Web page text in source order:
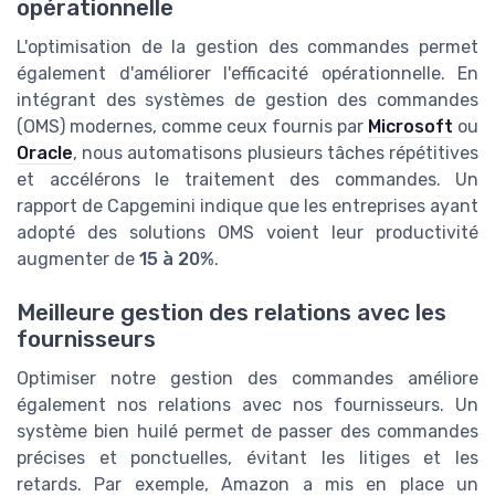
opérationnelle
L'optimisation de la gestion des commandes permet
également d'améliorer l'efficacité opérationnelle. En
intégrant des systèmes de gestion des commandes
(OMS) modernes, comme ceux fournis par Microsoft ou
Oracle, nous automatisons plusieurs tâches répétitives
et accélérons le traitement des commandes. Un
rapport de Capgemini indique que les entreprises ayant
adopté des solutions OMS voient leur productivité
augmenter de 15 à 20%.
Meilleure gestion des relations avec les
fournisseurs
Optimiser notre gestion des commandes améliore
également nos relations avec nos fournisseurs. Un
système bien huilé permet de passer des commandes
précises et ponctuelles, évitant les litiges et les
retards. Par exemple, Amazon a mis en place un